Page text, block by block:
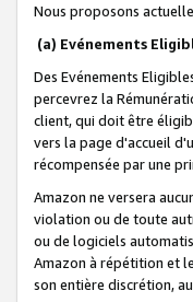
Nous proposons
(a) Evénements
Des Evénements
percevrez la
client, qui doit être
vers la page d'accueil
récompensée par une
Amazon ne versera
violation ou de toute
ou de logiciels
Amazon à répétition et
son entière discrétion,